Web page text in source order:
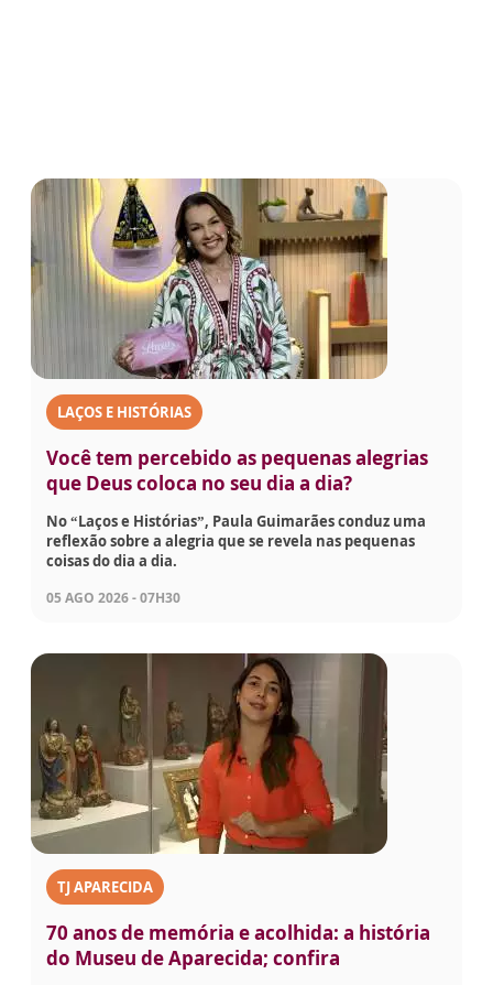
LAÇOS E HISTÓRIAS
Você tem percebido as pequenas alegrias
que Deus coloca no seu dia a dia?
No “Laços e Histórias”, Paula Guimarães conduz uma
reflexão sobre a alegria que se revela nas pequenas
coisas do dia a dia.
05 AGO 2026 - 07H30
TJ APARECIDA
70 anos de memória e acolhida: a história
do Museu de Aparecida; confira